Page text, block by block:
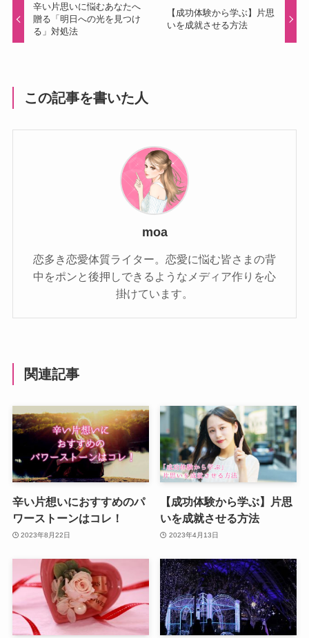
辛い片思いに悩むあなたへ
贈る「明日への光を見つけ
る」対処法
【成功体験から学ぶ】片思
いを成就させる方法
この記事を書いた人
moa
恋多き恋愛体質ライター。恋愛に悩む皆さまの背
中をポンと後押しできるようなメディア作りを心
掛けています。
関連記事
辛い片想いにおすすめのパ
ワーストーンはコレ！
2023年8月22日
【成功体験から学ぶ】片思
いを成就させる方法
2023年4月13日